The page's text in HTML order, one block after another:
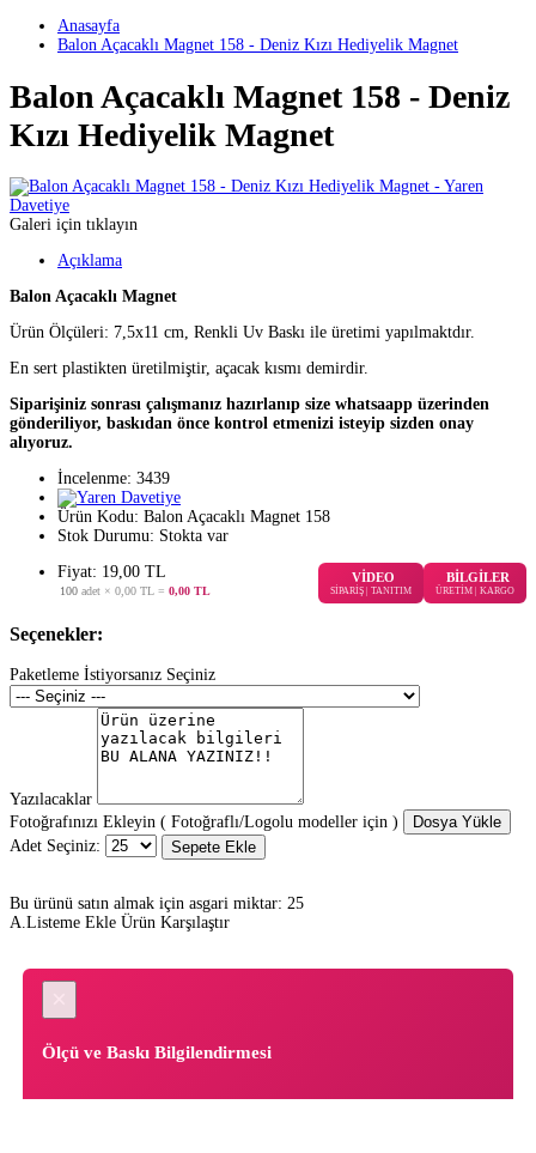
Anasayfa
Balon Açacaklı Magnet 158 - Deniz Kızı Hediyelik Magnet
Balon Açacaklı Magnet 158 - Deniz
Kızı Hediyelik Magnet
Galeri için tıklayın
Açıklama
Balon Açacaklı Magnet
Ürün Ölçüleri: 7,5x11 cm, Renkli Uv Baskı ile üretimi yapılmaktdır.
En sert plastikten üretilmiştir, açacak kısmı demirdir.
Siparişiniz sonrası çalışmanız hazırlanıp size whatsaapp üzerinden
gönderiliyor, baskıdan önce kontrol etmenizi isteyip sizden onay
alıyoruz.
İncelenme: 3439
Ürün Kodu: Balon Açacaklı Magnet 158
Stok Durumu: Stokta var
Fiyat: 19,00 TL
100 adet × 0,00 TL = 0,00 TL
VİDEO
SİPARİŞ | TANITIM
BİLGİLER
ÜRETİM | KARGO
Seçenekler:
Paketleme İstiyorsanız Seçiniz
Yazılacaklar
Fotoğrafınızı Ekleyin ( Fotoğraflı/Logolu modeller için )
Dosya Yükle
Adet Seçiniz:
Sepete Ekle
Bu ürünü satın almak için asgari miktar: 25
A.Listeme Ekle Ürün Karşılaştır
Ölçü ve Baskı Bilgilendirmesi